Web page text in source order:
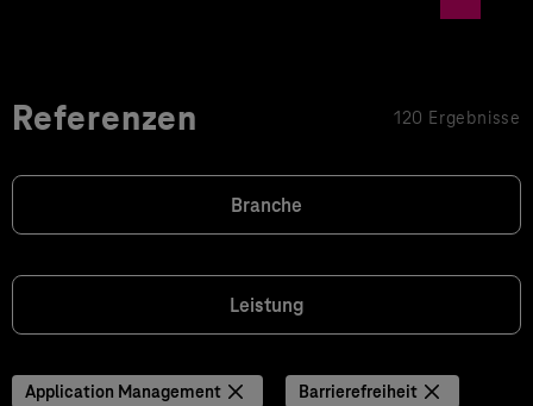
Referenzen 120 Ergebnisse
Branche
Leistung
Application Management Barrierefreiheit